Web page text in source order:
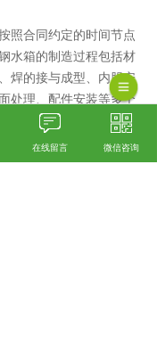
照合同约定的时间节点
水箱的制造过程包括材
焊的接与成型、内胆安
处理、配件安装等多个
严格控制质量，确保水
在线留言 微信咨询